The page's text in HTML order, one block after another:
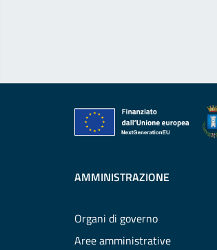
AMMINISTRAZIONE
Organi di governo
Aree amministrative